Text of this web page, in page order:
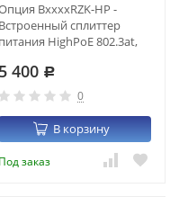
BxxxxRZK-HP -
Встроенный сплиттер
питания HighPoE 802.3at,
5 400 Р
0
В корзину
Под заказ